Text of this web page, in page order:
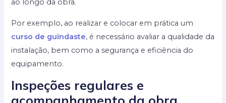
ao longo da obra.
Por exemplo, ao realizar e colocar em prática um
curso de guindaste, é necessário avaliar a qualidade da
instalação, bem como a segurança e eficiência do
equipamento.
Inspeções regulares e